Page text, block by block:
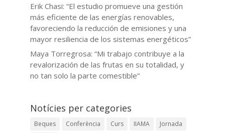
Erik Chasi: “El estudio promueve una gestión
más eficiente de las energías renovables,
favoreciendo la reducción de emisiones y una
mayor resiliencia de los sistemas energéticos”
Maya Torregrosa: “Mi trabajo contribuye a la
revalorización de las frutas en su totalidad, y
no tan solo la parte comestible”
Notícies per categories
Beques Conferència Curs IIAMA
Jornada